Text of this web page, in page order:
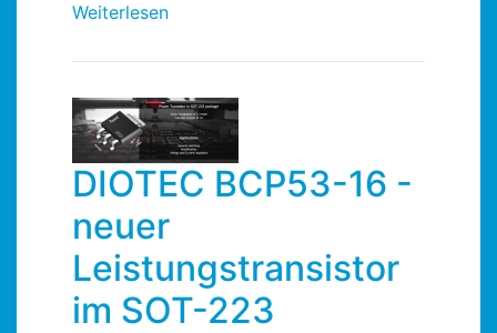
Weiterlesen
DIOTEC BCP53-16 -
neuer
Leistungstransistor
im SOT-223